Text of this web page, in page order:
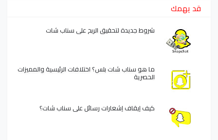
قد يهمك
شروط جديدة لتحقيق الربح على سناب شات
ما هو سناب شات بلس؟ اختلافات الرئيسية والمميزات
الحصرية
كيف إيقاف إشعارات رسائل على سناب شات؟